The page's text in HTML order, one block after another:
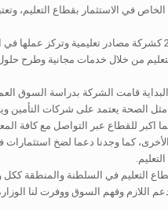
في الاستثمار بقطاع التعليم،
من خلال خدمات مجانية وطرح
قامت الشركة بدراسة السوق
الصحة يعتمد على شركات التأمين
فهما اكبر للقطاع عبر التواصل مع
كما وجدنا دعما لضخ استثمارات
التعليم في السلطنة والمنطقة
الدعم اللازم وفهم السوق ووفرت